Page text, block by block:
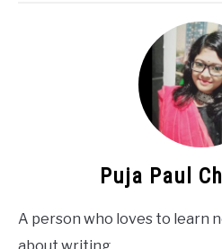
Puja Paul
A person who loves to learn